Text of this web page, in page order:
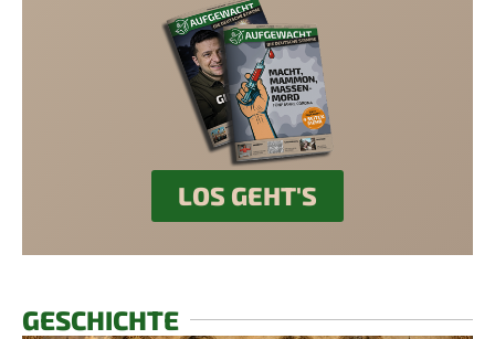
LOS GEHT'S
GESCHICHTE